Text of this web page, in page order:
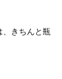
、きちんと瓶